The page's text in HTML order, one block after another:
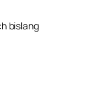
bislang